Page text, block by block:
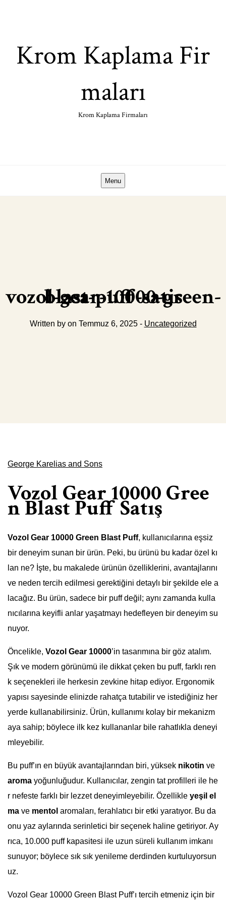
Krom Kaplama Fir
maları
Krom Kaplama Firmaları
Menu
vozol-gear-10000-green-blast-puff-satis
Written by on Temmuz 6, 2025 - Uncategorized
George Karelias and Sons
Vozol Gear 10000 Gree
n Blast Puff Satış
Vozol Gear 10000 Green Blast Puff, kullanıcılarına eşsiz
bir deneyim sunan bir ürün. Peki, bu ürünü bu kadar özel kı
lan ne? İşte, bu makalede ürünün özelliklerini, avantajlarını
ve neden tercih edilmesi gerektiğini detaylı bir şekilde ele a
lacağız. Bu ürün, sadece bir puff değil; aynı zamanda kulla
nıcılarına keyifli anlar yaşatmayı hedefleyen bir deneyim su
nuyor.
Öncelikle, Vozol Gear 10000’in tasarımına bir göz atalım.
Şık ve modern görünümü ile dikkat çeken bu puff, farklı ren
k seçenekleri ile herkesin zevkine hitap ediyor. Ergonomik
yapısı sayesinde elinizde rahatça tutabilir ve istediğiniz her
yerde kullanabilirsiniz. Ürün, kullanımı kolay bir mekanizm
aya sahip; böylece ilk kez kullananlar bile rahatlıkla deneyi
mleyebilir.
Bu puff’ın en büyük avantajlarından biri, yüksek nikotin ve
aroma yoğunluğudur. Kullanıcılar, zengin tat profilleri ile he
r nefeste farklı bir lezzet deneyimleyebilir. Özellikle yeşil el
ma ve mentol aromaları, ferahlatıcı bir etki yaratıyor. Bu da
onu yaz aylarında serinletici bir seçenek haline getiriyor. Ay
rıca, 10.000 puff kapasitesi ile uzun süreli kullanım imkanı
sunuyor; böylece sık sık yenileme derdinden kurtuluyorsun
uz.
Vozol Gear 10000 Green Blast Puff’ı tercih etmeniz için bir